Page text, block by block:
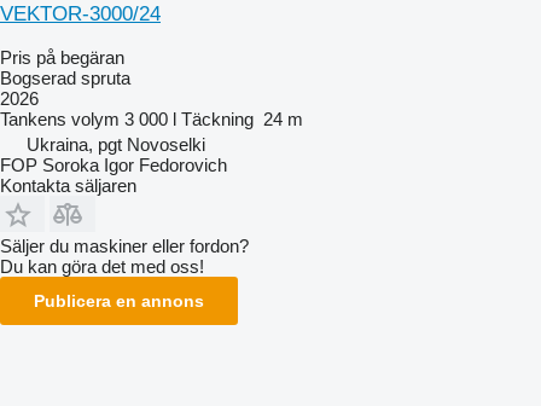
VEKTOR-3000/24
Pris på begäran
Bogserad spruta
2026
Tankens volym 3 000 l Täckning 24 m
Ukraina, pgt Novoselki
FOP Soroka Igor Fedorovich
Kontakta säljaren
Säljer du maskiner eller fordon?
Du kan göra det med oss!
Publicera en annons